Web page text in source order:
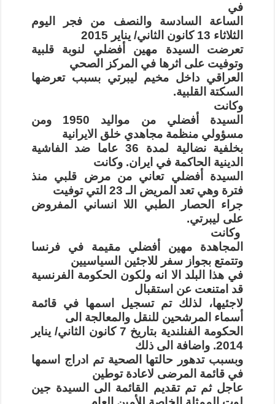
في
الساعة السادسة والنصف من فجر اليوم
الثلاثاء 13 كانون الثاني/ يناير 2015
تعرضت السيدة مهين أفضلي لنوبة قلبية
وتوفيت على اثرها في المركز الصحي
العراقي داخل مخيم ليبرتي بسبب تعرضها
السكتة القلبية.
وكانت
السيدة أفضلي من مواليد 1950 ومن
مسؤولي منظمة مجاهدي خلق الايرانية
بخلفية نضالية لمدة 36 عاما ضد الفاشية
الدينية الحاكمة في ايران. وكانت
السيدة أفضلي تعاني من مرض قلبي منذ
فترة وهي تعد المريض الـ 23 التي توفيت
جراء الحصار الطبي اللا انساني المفروض
على ليبرتي.
وكانت
المجاهدة مهين أفضلي مقيمة في فرنسا
وتتمتع بجواز سفر للاجئين السياسيين
في هذا البلد الا انه ولكون الحكومة الفرنسية
قد امتنعت عن استقبال
لاجئيها، لذلك تم تسجيل اسمها في قائمة
أسماء المرشحين للنقل والمعالجة الى
الحكومة الفنلندية بتاريخ 7 كانون الثاني/ يناير
2014. واضافة الى ذلك
وبسبب تدهور حالتها الصحية تم ادراج اسمها
في قائمة المرضى لاعادة توطين
عاجل ثم تم تقديم القائمة الى السيدة جين